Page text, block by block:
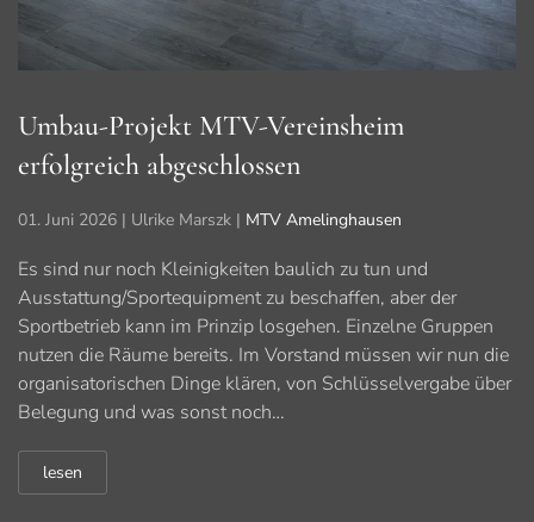
Umbau-Projekt MTV-Vereinsheim
erfolgreich abgeschlossen
01. Juni 2026 | Ulrike Marszk | MTV Amelinghausen
Es sind nur noch Kleinigkeiten baulich zu tun und
Ausstattung/Sportequipment zu beschaffen, aber der
Sportbetrieb kann im Prinzip losgehen. Einzelne Gruppen
nutzen die Räume bereits. Im Vorstand müssen wir nun die
organisatorischen Dinge klären, von Schlüsselvergabe über
Belegung und was sonst noch…
lesen